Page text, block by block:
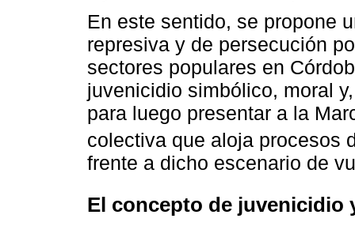
En este sentido, se propone
represiva y de persecución
sectores populares en
juvenicidio simbólico, moral
para luego presentar a la
colectiva que aloja procesos
frente a dicho escenario de
El concepto de juvenicidio